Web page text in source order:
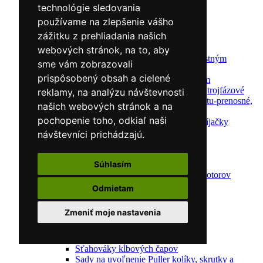
technológie sledovania
používame na zlepšenie vášho
zážitku z prehliadania našich
webových stránok, na to, aby
sme vám zobrazovali
prispôsobený obsah a cielené
reklamy, na analýzu návštevnosti
našich webových stránok a na
pochopenie toho, odkiaľ naši
návštevníci prichádzajú.
Súhlasím
Odmietam
Zmeniť moje nastavenia
Reťazové kladkostroje
Náradie pre uloženie brzdového systému
Nástroje pre autookná
Nabíjačky/Štartéry
Automatické nabíjačky
Automatické nabíjačky s bezpečnostným
automatickým štartom
Nabíjačky/Štartéry s bezpečnostným
automatickým štartom-jednofázové,trojfázové
Dielenské nabíjačky s funkciou štartu-prenosné,
pojazdné
Mikroprocesorové automatické nabíjačky
Dielenské nabíjačky
Nástroje pre servis motorov
Kliešte pre automechanikov
Svorky na krúžky
Nástroje na diagnostiku a opravu motorov
Kľúče na sviečky
Skrinky na náradie
Sťahováky
Sťahováky kĺbových čapov
Sady na uvoľnenie Puller kolíky, skrutky a